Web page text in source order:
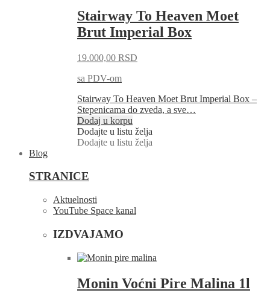
Stairway To Heaven Moet
Brut Imperial Box
19.000,00 RSD
sa PDV-om
Stairway To Heaven Moet Brut Imperial Box –
Stepenicama do zveda, a sve…
Dodaj u korpu
Dodajte u listu želja
Dodajte u listu želja
Blog
STRANICE
Aktuelnosti
YouTube Space kanal
IZDVAJAMO
Monin Voćni Pire Malina 1l